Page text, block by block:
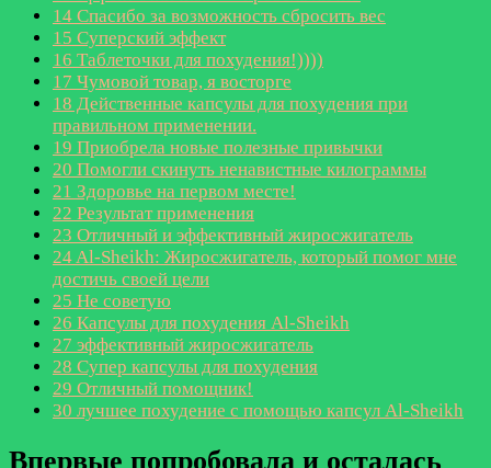
14 Спасибо за возможность сбросить вес
15 Суперский эффект
16 Таблеточки для похудения!))))
17 Чумовой товар, я восторге
18 Действенные капсулы для похудения при
правильном применении.
19 Приобрела новые полезные привычки
20 Помогли скинуть ненавистные килограммы
21 Здоровье на первом месте!
22 Результат применения
23 Отличный и эффективный жиросжигатель
24Al-Sheikh: Жиросжигатель, который помог мне
достичь своей цели
25 Не советую
26 Капсулы для похудения Al-Sheikh
27 эффективный жиросжигатель
28 Супер капсулы для похудения
29 Отличный помощник!
30 лучшее похудение с помощью капсул Al-Sheikh
Впервые попробовала и осталась